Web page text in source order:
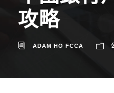
攻略
ADAM HO FCCA